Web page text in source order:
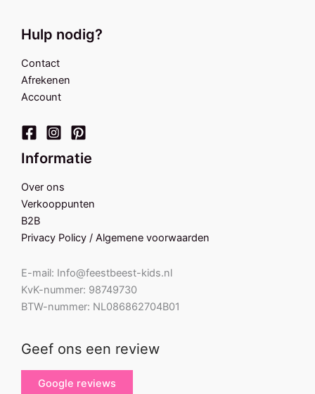
Hulp nodig?
Contact
Afrekenen
Account
Informatie
Over ons
Verkooppunten
B2B
Privacy Policy / Algemene voorwaarden
E-mail: Info@feestbeest-kids.nl
KvK-nummer: 98749730
BTW-nummer: NL086862704B01
Geef ons een review
Google reviews